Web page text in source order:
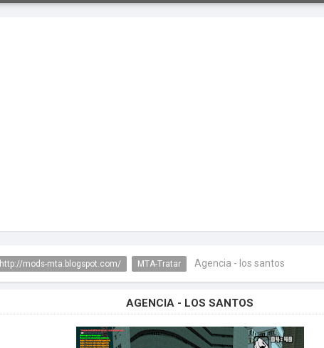
http://mods-mta.blogspot.com/ MTA-Tratar Agencia - los santos
AGENCIA - LOS SANTOS